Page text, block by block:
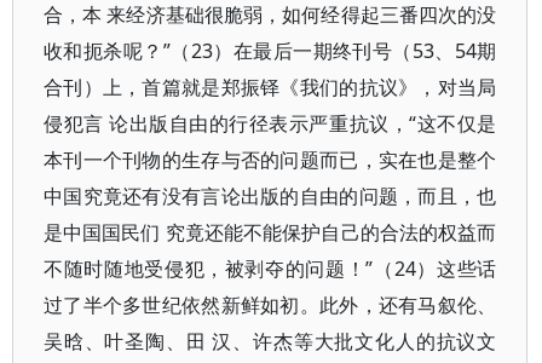
合，本 来经济基础很脆弱，如何经得起三番四次的没
收和扼杀呢？”（23）在最后一期终刊号（53、54期
合刊）上，首篇就是郑振铎《我们的抗议》，对当局
侵犯言 论出版自由的行径表示严重抗议，“这不仅是
本刊一个刊物的生存与否的问题而已，实在也是整个
中国究竟还有没有言论出版的自由的问题，而且，也
是中国国民们 究竟还能不能保护自己的合法的权益而
不随时随地受侵犯，被剥夺的问题！”（24）这些话
过了半个多世纪依然新鲜如初。此外，还有马叙伦、
吴晗、叶圣陶、田 汉、许杰等大批文化人的抗议文